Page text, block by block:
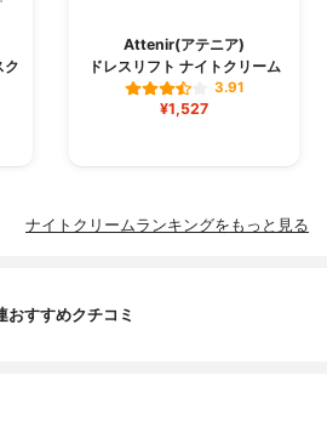
ク
Attenir(アテニア)
ドレスリフト ナイトクリーム
3.91
¥1,527
ナイトクリームランキングをもっと見る
おすすめクチコミ